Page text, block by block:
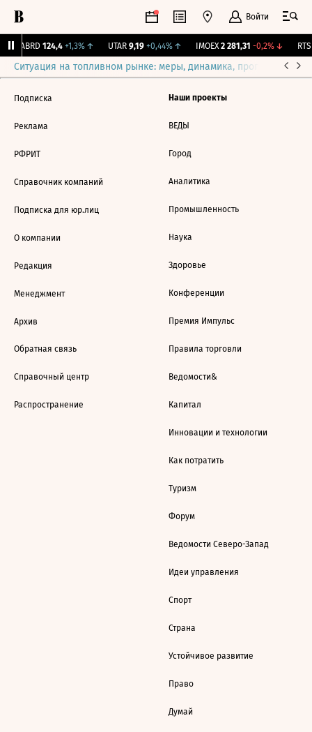
Войти
ABRD 124,4 +1,3%↑ UTAR 9,19 +0,44%↑ IMOEX 2 281,31 -0,2%↓ RTSI
Ситуация на топливном рынке: меры, динамика, прогнозы
Подписка
Реклама
РФРИТ
Справочник компаний
Подписка для юр.лиц
О компании
Редакция
Менеджмент
Архив
Обратная связь
Справочный центр
Распространение
Наши проекты
ВЕДЫ
Город
Аналитика
Промышленность
Наука
Здоровье
Конференции
Премия Импульс
Правила торговли
Ведомости&
Капитал
Инновации и технологии
Как потратить
Туризм
Форум
Ведомости Северо-Запад
Идеи управления
Спорт
Страна
Устойчивое развитие
Право
Думай